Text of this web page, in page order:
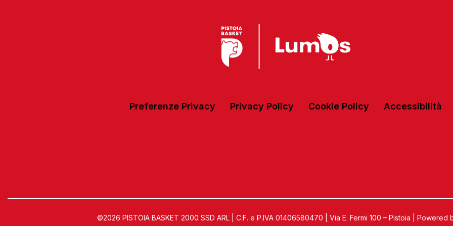
Preferenze Privacy Privacy Policy Cookie Policy Accessibilità
©2026 PISTOIA BASKET 2000 SSD ARL | C.F. e P.IVA 01406580470 | Via E. Fermi 100 – Pistoia | Powered